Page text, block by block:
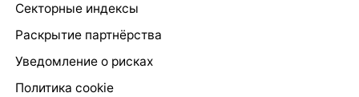
Секторные индексы
Раскрытие партнёрства
Уведомление о рисках
Политика cookie